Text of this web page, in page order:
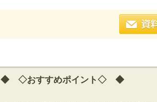
◆ ◇おすすめポイント◇ ◆